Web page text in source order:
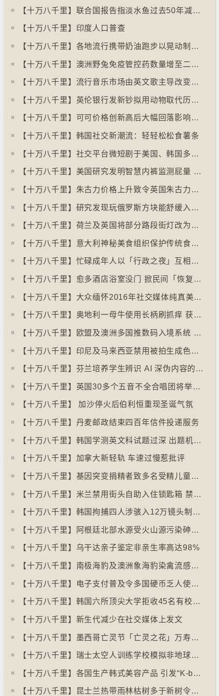
【十万八千里】联合国报告指淡水鱼过去50年减少逾八成
【十万八千里】印度人口普查
【十万八千里】各地流行携带奶油跑步以晃动制造新鲜牛油
【十万八千里】澳洲野兔免疫管控药数量增至二亿只
【十万八千里】流行音乐市场由英文歌主导改变为多国语言歌曲
【十万八千里】英伦银行发新钞拟用动物取代历史人物
【十万八千里】可可价格创新高后大幅回落影响农民生计
【十万八千里】韩国社交新潮流：轻轻松松食薯条
【十万八千里】社交平台微短剧于美国、韩国多地掀热潮
【十万八千里】美国研究发明智慧内裤监测屁量 以助改善消化系统
【十万八千里】朱古力价格上升致令英国朱古力盗窃案高升
【十万八千里】研究发现玩俄罗斯方块能舒缓入侵性创伤后遗症
【十万八千里】荷兰及英国将部分路段街灯改为红色
【十万八千里】意大利神秘美食组织保护传统食物、烹饪方法和菜肴
【十万八千里】忙碌成年人以「行政之夜」互相督促完成搁置私务
【十万八千里】愈多酒店浴室没门 掀民间「恢复浴室门」倡议运动
【十万八千里】大众缅怀2016年社交媒体纯真美好体验
【十万八千里】奥地利一母牛使用长柄刷抓痒 获科学家确定懂得使用工具
【十万八千里】欧盟及澳洲多国推数码入境系统 毋须护照盖章
【十万八千里】印尼及马来西亚禁用被拍生成色情影像的人工智能平台Grok
【十万八千里】芬兰培养学生辨识 AI 深伪内容的能力
【十万八千里】英国30多个五音不全合唱团将举行十周年志庆
【十万八千里】 加沙停火后伯利恒重现圣诞气氛
【十万八千里】丹麦邮政结束四百年信件投递服务
【十万八千里】韩国学测英文科试题过深 出题机构院长引咎辞职
【十万八千里】加拿大新轻轨 车速过慢惹批评
【十万八千里】基因突变捐精者致多名受精儿童患癌
【十万八千里】米兰禁用街头自助入住锁匙箱 禁自助入住民宿
【十万八千里】韩国拘捕四人涉骇入12万镜头制色情内容
【十万八千里】阿根廷北部水源受火山源污染砷含量超标
【十万八千里】乌干达亲子鉴定非亲生率高达98%
【十万八千里】南极海豹及澳洲象海豹染禽流感病毒恐扩散
【十万八千里】电子支付普及令多国硬币乏人使用甚至停产
【十万八千里】韩国六所顶尖大学拒收45名有校园暴力纪录者入学
【十万八千里】新生代减少在社交媒体上发文
【十万八千里】墨西哥亡灵节「亡灵之花」万寿菊失收
【十万八千里】瑞士太空人训练学校模拟非地球生活
【十万八千里】各国生产韩式美容产品 引发“K-beauty”定义讨论
【十万八千里】昆士兰热带雨林枯树多于新树令二氧化碳释出量多于吸收量